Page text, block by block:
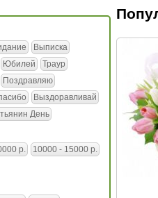
Выписка
Юбилей
Траур
Поздравляю
Выздоравливай
День
р.
10000 - 15000 р.